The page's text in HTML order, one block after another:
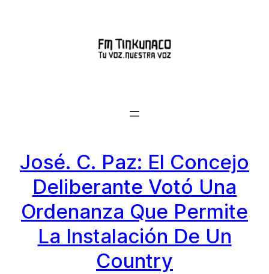
José. C. Paz: El Concejo
Deliberante Votó Una
Ordenanza Que Permite
La Instalación De Un
Country